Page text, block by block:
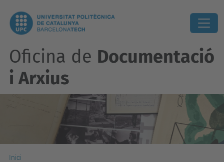
Oficina de Documentació
i Arxius
Inici